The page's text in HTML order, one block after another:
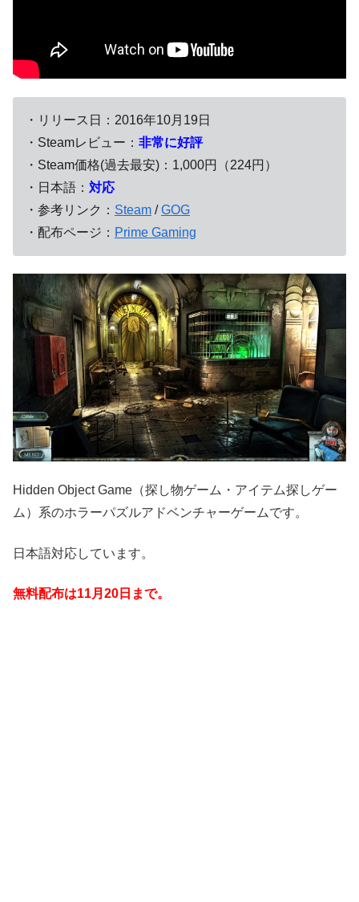
・リリース日：2016年10月19日
・Steamレビュー： 非常に好評
・Steam価格(過去最安)：1,000円（224円）
・日本語： 対応
・参考リンク： Steam /GOG
・配布ページ： Prime Gaming
Hidden Object Game（探し物ゲーム・アイテム探しゲー
ム）系のホラーパズルアドベンチャーゲームです。
日本語対応しています。
無料配布は11月20日 まで。